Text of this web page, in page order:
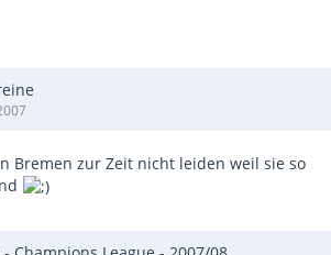
Bremen zur Zeit nicht leiden weil sie so